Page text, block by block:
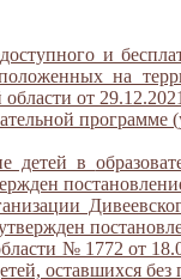
и
на
от
детей в
№ 1772 от
оставшихся